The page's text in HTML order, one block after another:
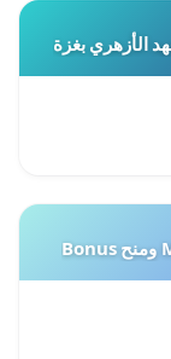
الأزهري بغزة